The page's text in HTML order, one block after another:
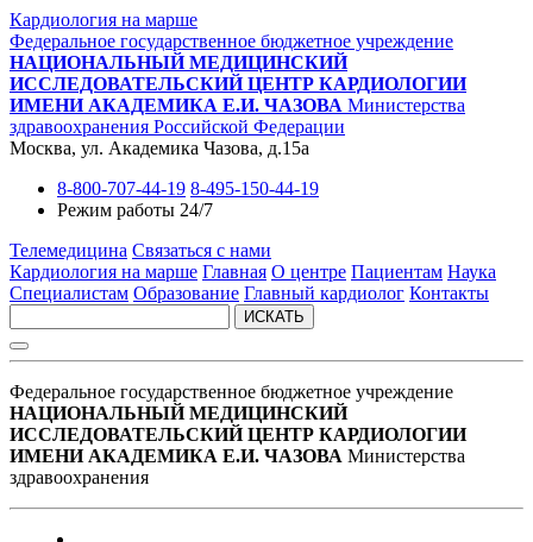
Кардиология на марше
Федеральное государственное бюджетное учреждение
НАЦИОНАЛЬНЫЙ МЕДИЦИНСКИЙ
ИССЛЕДОВАТЕЛЬСКИЙ ЦЕНТР КАРДИОЛОГИИ
ИМЕНИ АКАДЕМИКА Е.И. ЧАЗОВА Министерства
здравоохранения Российской Федерации
Москва, ул. Академика Чазова, д.15а
8-800-707-44-19 8-495-150-44-19
Режим работы 24/7
Телемедицина Связаться с нами
Кардиология на марше Главная О центре Пациентам Наука
Специалистам Образование Главный кардиолог Контакты
ИСКАТЬ
Федеральное государственное бюджетное учреждение
НАЦИОНАЛЬНЫЙ МЕДИЦИНСКИЙ
ИССЛЕДОВАТЕЛЬСКИЙ ЦЕНТР КАРДИОЛОГИИ
ИМЕНИ АКАДЕМИКА Е.И. ЧАЗОВА Министерства
здравоохранения